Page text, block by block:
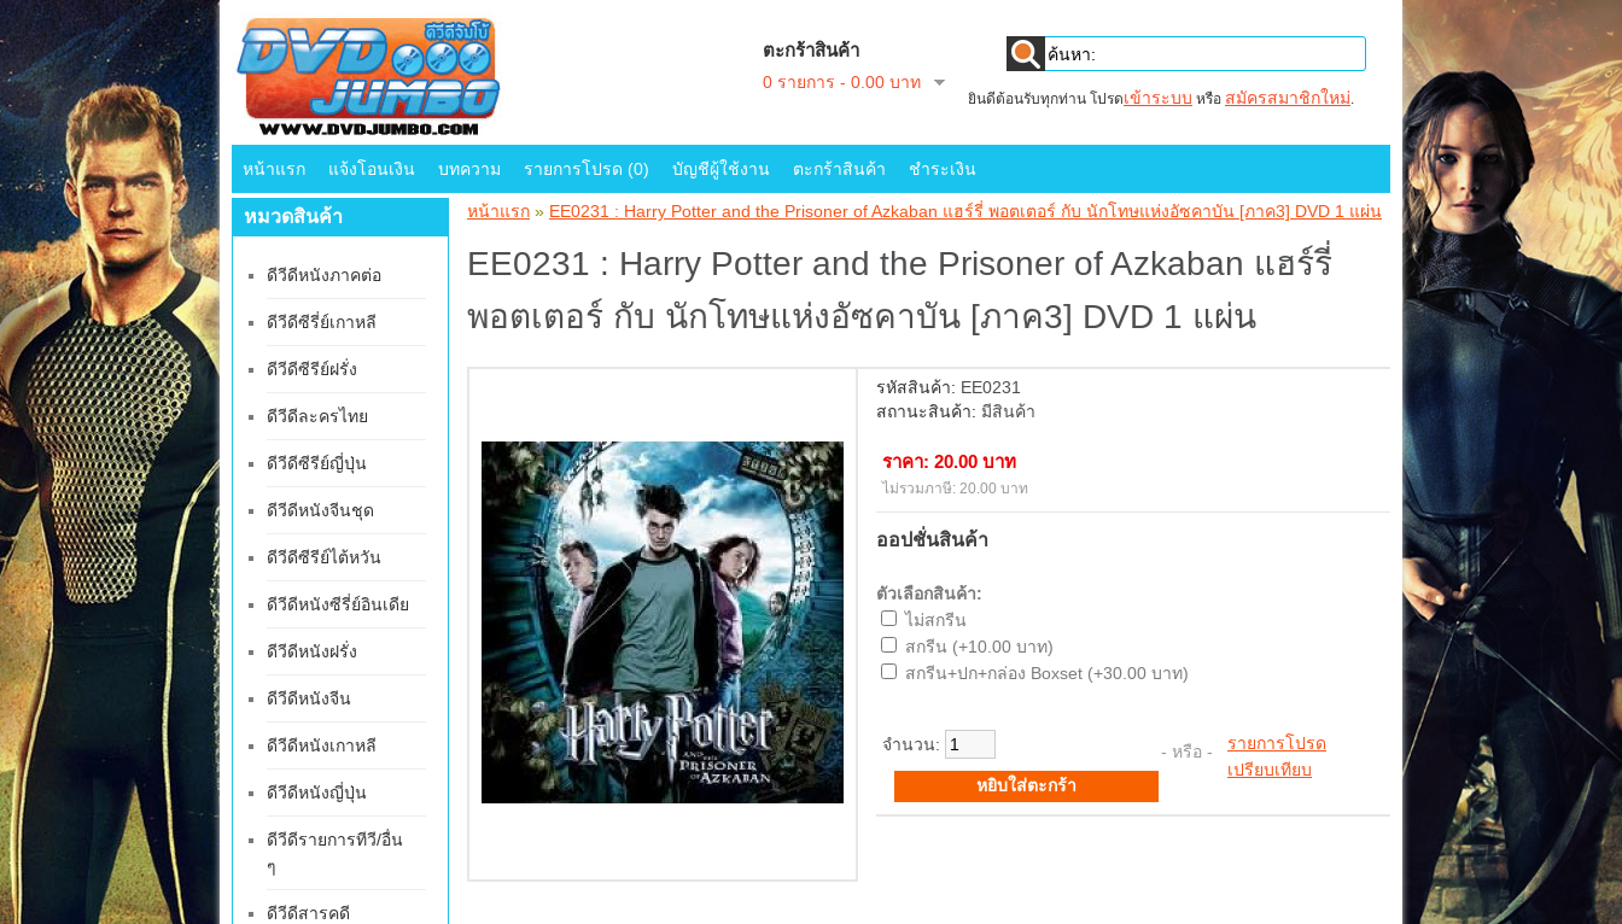
ตะกร้าสินค้า
0 รายการ - 0.00 บาท
ยินดีต้อนรับทุกท่าน โปรดเข้าระบบ หรือ สมัครสมาชิกใหม่.
หน้าแรก แจ้งโอนเงิน บทความ รายการโปรด (0) บัญชีผู้ใช้งาน ตะกร้าสินค้า ชำระเงิน
หมวดสินค้า
ดีวีดีหนังภาคต่อ
ดีวีดีซีรี่ย์เกาหลี
ดีวีดีซีรีย์ฝรั่ง
ดีวีดีละครไทย
ดีวีดีซีรีย์ญี่ปุ่น
ดีวีดีหนังจีนชุด
ดีวีดีซีรีย์ไต้หวัน
ดีวีดีหนังซีรี่ย์อินเดีย
ดีวีดีหนังฝรั่ง
ดีวีดีหนังจีน
ดีวีดีหนังเกาหลี
ดีวีดีหนังญี่ปุ่น
ดีวีดีรายการทีวี/อื่น
ๆ
ดีวีดีสารคดี
หน้าแรก » EE0231 : Harry Potter and the Prisoner of Azkaban แฮร์รี่ พอตเตอร์ กับ นักโทษแห่งอัซคาบัน [ภาค3] DVD 1 แผ่น
EE0231 : Harry Potter and the Prisoner of Azkaban แฮร์รี่
พอตเตอร์ กับ นักโทษแห่งอัซคาบัน [ภาค3] DVD 1 แผ่น
รหัสสินค้า: EE0231
สถานะสินค้า: มีสินค้า
ราคา: 20.00 บาท
ไม่รวมภาษี: 20.00 บาท
ออปชั่นสินค้า
ตัวเลือกสินค้า:
ไม่สกรีน
สกรีน (+10.00 บาท)
สกรีน+ปก+กล่อง Boxset (+30.00 บาท)
จำนวน: - หรือ - รายการโปรด
เปรียบเทียบ